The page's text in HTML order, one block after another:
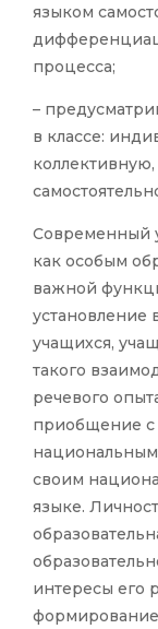
языком
процесса;
–
в классе:
Современный
как особым
важной
установление
учащихся,
такого
речевого
приобщение с
своим
языке.
интересы его
формирование